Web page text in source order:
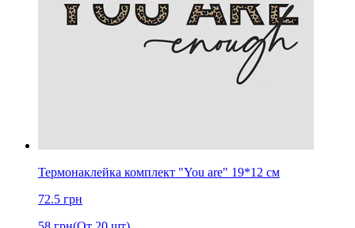
Термонаклейка комплект "You are" 19*12 см
72.5 грн